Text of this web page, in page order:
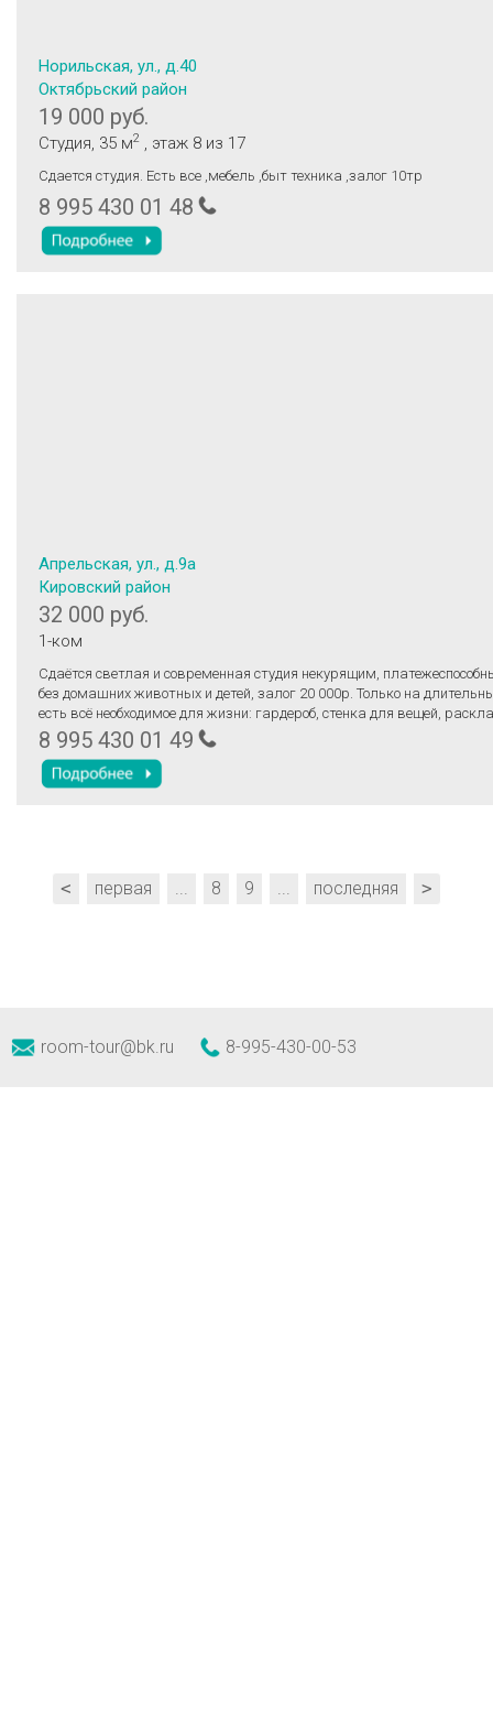
Норильская, ул., д.40
Октябрьский район
19 000 руб.
Студия, 35 м2 , этаж 8 из 17
Сдается студия. Есть все ,мебель ,быт техника ,залог 10тр
8 995 430 01 48
Апрельская, ул., д.9а
Кировский район
32 000 руб.
1-ком
Сдаётся светлая и современная студия некурящим,
без домашних животных и детей, залог 20 000р. Только на длительный
есть всё необходимое для жизни: гардероб, стенка для вещей,
комнате и кресло-кровать на лоджии, кухонный гарнитур,
встроенные варочная панель и духовой шкаф, микроволновка,
стиральная машинка, поэтому вы сможете сразу обустроиться и
себя как дома. прямо напротив этого жилья (парковочное место видно из окна).
8 995 430 01 49
< первая ... 8 9 ... последняя >
room-tour@bk.ru 8-995-430-00-53